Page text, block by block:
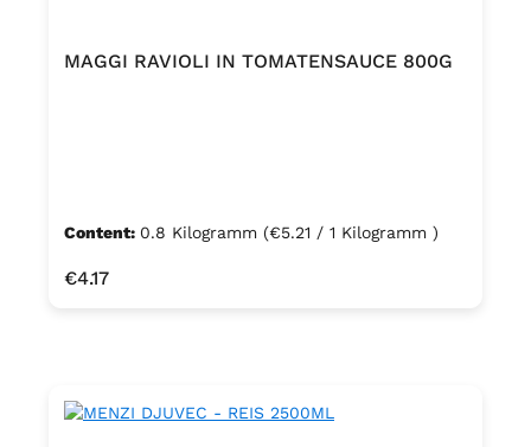
MAGGI RAVIOLI IN TOMATENSAUCE 800G
Content: 0.8 Kilogramm (€5.21 / 1 Kilogramm )
Regular price:
€4.17